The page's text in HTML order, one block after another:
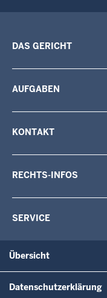
DAS GERICHT
AUFGABEN
KONTAKT
RECHTS-INFOS
SERVICE
Übersicht
Datenschutzerklärung